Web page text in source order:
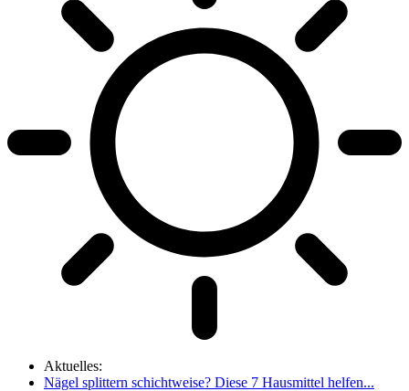
Aktuelles:
Nägel splittern schichtweise? Diese 7 Hausmittel helfen...